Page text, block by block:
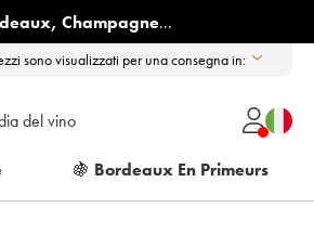
, Champagne...
sono visualizzati per una consegna in:
del vino
🍇 Bordeaux En Primeurs